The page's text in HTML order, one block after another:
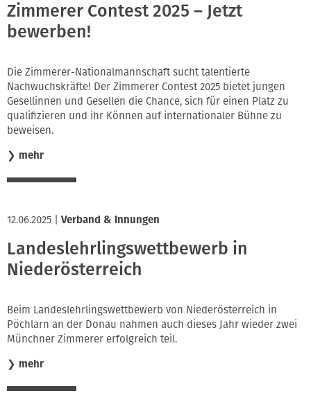
Zimmerer Contest 2025 – Jetzt
bewerben!
Die Zimmerer-Nationalmannschaft sucht talentierte
Nachwuchskräfte! Der Zimmerer Contest 2025 bietet jungen
Gesellinnen und Gesellen die Chance, sich für einen Platz zu
qualifizieren und ihr Können auf internationaler Bühne zu
beweisen.
❯ mehr
12.06.2025 Verband & Innungen
Landeslehrlingswettbewerb in
Niederösterreich
Beim Landeslehrlingswettbewerb von Niederösterreich in
Pöchlarn an der Donau nahmen auch dieses Jahr wieder zwei
Münchner Zimmerer erfolgreich teil.
❯ mehr